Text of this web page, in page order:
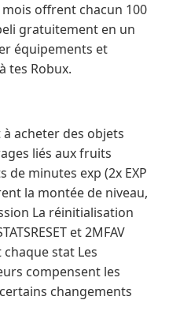
mois offrent chacun 100
gratuitement en un
équipements et
tes Robux.
à acheter des objets
liés aux fruits
minutes exp (2x EXP
la montée de niveau,
La réinitialisation
et 2MFAV
stat Les
compensent les
changements